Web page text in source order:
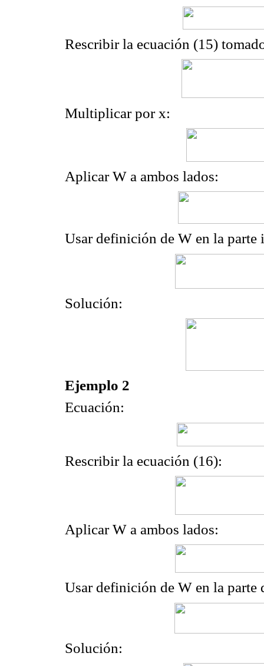
Rescribir la ecuación (15)
Multiplicar por x:
Aplicar W a ambos lados:
Usar definición de W en la parte
Solución:
Ejemplo 2
Ecuación:
Rescribir la ecuación (16):
Aplicar W a ambos lados:
Usar definición de W en la parte
Solución: